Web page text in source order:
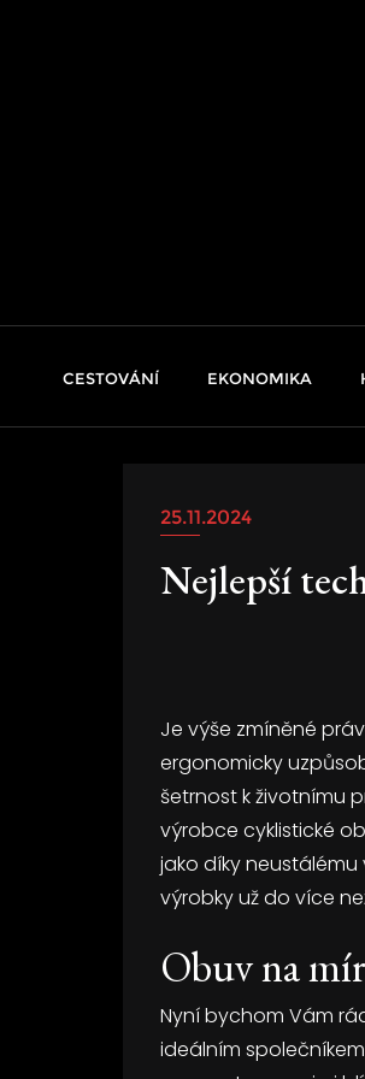
CESTOVÁNÍ EKONOMIKA
25.11.2024
Nejlepší
Je výše zmíněné
ergonomicky
šetrnost k životnímu
výrobce cyklistické
jako díky
výrobky už do více
Obuv na
Nyní bychom Vám
ideálním